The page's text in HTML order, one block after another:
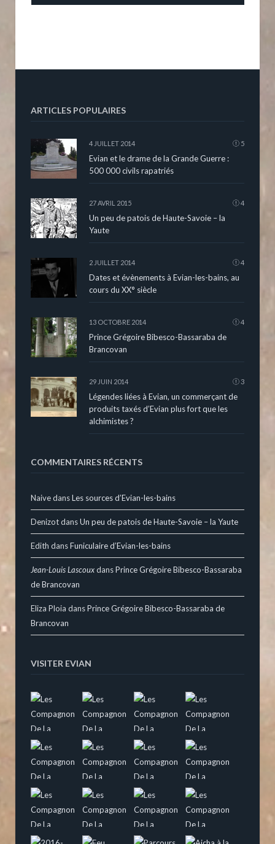
ARTICLES POPULAIRES
4 JUILLET 2014 5
Evian et le drame de la Grande Guerre :
500 000 civils rapatriés
27 AVRIL 2015 4
Un peu de patois de Haute-Savoie – la
Yaute
2 JUILLET 2014 4
Dates et évènements à Evian-les-bains, au
cours du XX° siècle
13 OCTOBRE 2014 4
Prince Grégoire Bibesco-Bassaraba de
Brancovan
29 JUIN 2014 3
Légendes liées à Evian, un commerçant de
produits taxés d’Evian plus fort que les
alchimistes ?
COMMENTAIRES RÉCENTS
NaivedansLes sources d’Evian-les-bains
DenizotdansUn peu de patois de Haute-Savoie – la Yaute
Edith dansFuniculaire d’Evian-les-bains
Jean-Louis LascouxdansPrince Grégoire Bibesco-Bassaraba
de Brancovan
Eliza Ploia dansPrince Grégoire Bibesco-Bassaraba de
Brancovan
VISITER EVIAN